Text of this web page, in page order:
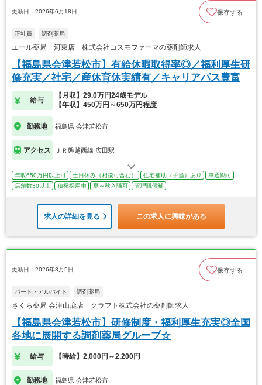
更新日：2026年6月18日 保存する
正社員 調剤薬局
エール薬局 河東店 株式会社コスモファーマの薬剤師求人
【福島県会津若松市】有給休暇取得率◎／福利厚生研
修充実／社宅／産休育休実績有／キャリアパス豊富
給与
【月収】29.0万円24歳モデル
【年収】450万円～650万円程度
勤務地 福島県 会津若松市
アクセス ＪＲ磐越西線 広田駅
年収650万円以上可 土日休み（相談可含む） 住宅補助（手当）あり
車通勤可
店舗数30以上
積極採用中 夏～秋入職可 管理職候補
求人の詳細を見る この求人に興味がある
更新日：2026年8月5日 保存する
パート・アルバイト 調剤薬局
さくら薬局 会津山鹿店 クラフト株式会社の薬剤師求人
【福島県会津若松市】研修制度・福利厚生充実◎全国
各地に展開する調剤薬局グループ☆
給与 【時給】2,000円～2,200円
勤務地 福島県 会津若松市